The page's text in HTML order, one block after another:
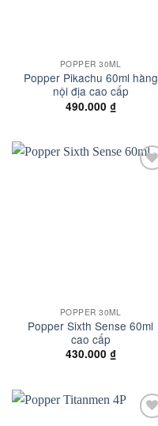
POPPER 30ML
Popper Pikachu 60ml hàng
nội địa cao cấp
490.000 ₫
POPPER 30ML
Popper Sixth Sense 60ml
cao cấp
430.000 ₫